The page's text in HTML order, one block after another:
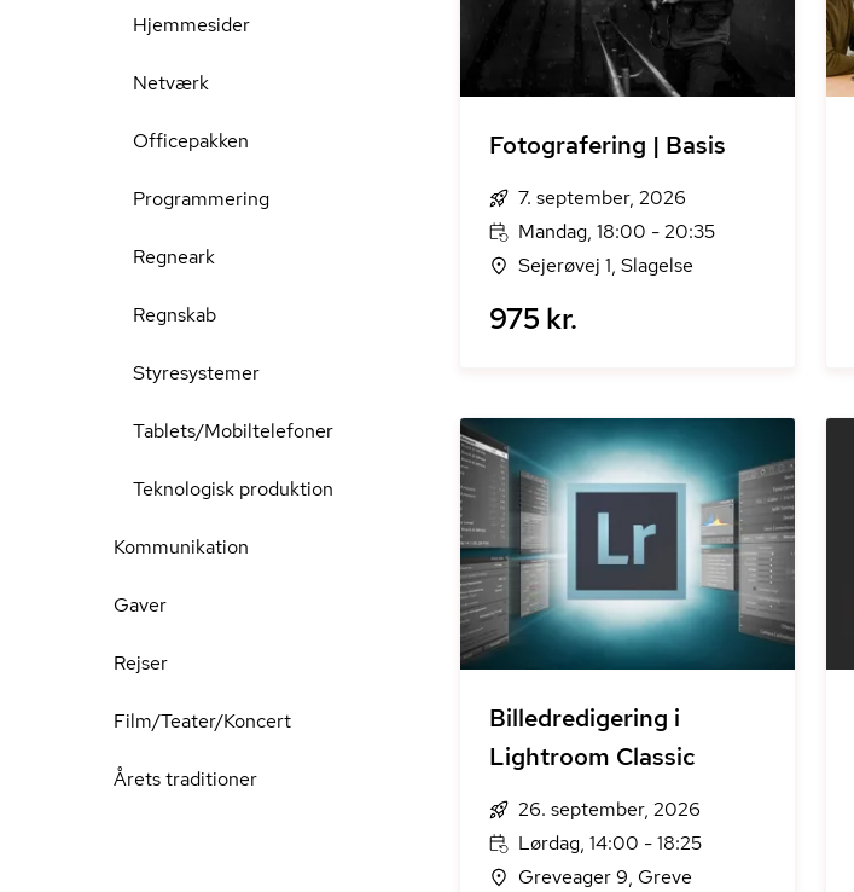
Hjemmesider
Netværk
Officepakken
Programmering
Regneark
Regnskab
Styresystemer
Tablets/Mobiltelefoner
Teknologisk produktion
Kommunikation
Gaver
Rejser
Film/Teater/Koncert
Årets traditioner
Fotografering | Basis
7. september, 2026
Mandag, 18:00 - 20:35
Sejerøvej 1, Slagelse
975 kr.
Billedredigering i
Lightroom Classic
26. september, 2026
Lørdag, 14:00 - 18:25
Greveager 9, Greve